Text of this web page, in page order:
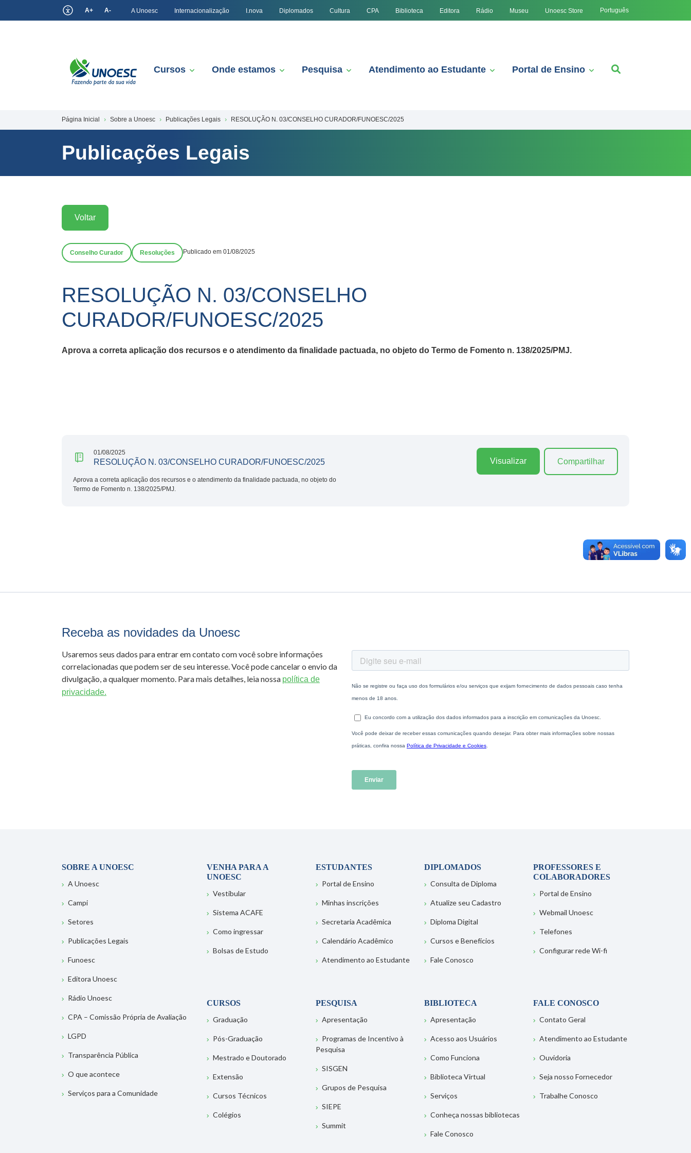
A+ A- A Unoesc Internacionalização I.nova Diplomados Cultura CPA Biblioteca Editora Rádio Museu Unoesc Store Português
Cursos Onde estamos Pesquisa Atendimento ao Estudante Portal de Ensino
Página Inicial Sobre a Unoesc Publicações Legais RESOLUÇÃO N. 03/CONSELHO CURADOR/FUNOESC/2025
Publicações Legais
Voltar
Conselho Curador Resoluções Publicado em 01/08/2025
RESOLUÇÃO N. 03/CONSELHO
CURADOR/FUNOESC/2025
Aprova a correta aplicação dos recursos e o atendimento da finalidade pactuada, no objeto do Termo de Fomento n. 138/2025/PMJ.
01/08/2025
RESOLUÇÃO N. 03/CONSELHO CURADOR/FUNOESC/2025
Aprova a correta aplicação dos recursos e o atendimento da finalidade pactuada, no objeto do
Termo de Fomento n. 138/2025/PMJ.
Visualizar Compartilhar
Receba as novidades da Unoesc
Usaremos seus dados para entrar em contato com você sobre informações
correlacionadas que podem ser de seu interesse. Você pode cancelar o envio da
divulgação, a qualquer momento. Para mais detalhes, leia nossa política de
privacidade.
SOBRE A UNOESC
A Unoesc
Campi
Setores
Publicações Legais
Funoesc
Editora Unoesc
Rádio Unoesc
CPA – Comissão Própria de Avaliação
LGPD
Transparência Pública
O que acontece
Serviços para a Comunidade
VENHA PARA A
UNOESC
Vestibular
Sistema ACAFE
Como ingressar
Bolsas de Estudo
ESTUDANTES
Portal de Ensino
Minhas inscrições
Secretaria Acadêmica
Calendário Acadêmico
Atendimento ao Estudante
DIPLOMADOS
Consulta de Diploma
Atualize seu Cadastro
Diploma Digital
Cursos e Benefícios
Fale Conosco
PROFESSORES E
COLABORADORES
Portal de Ensino
Webmail Unoesc
Telefones
Configurar rede Wi-fi
CURSOS
Graduação
Pós-Graduação
Mestrado e Doutorado
Extensão
Cursos Técnicos
Colégios
PESQUISA
Apresentação
Programas de Incentivo à
Pesquisa
SISGEN
Grupos de Pesquisa
SIEPE
Summit
BIBLIOTECA
Apresentação
Acesso aos Usuários
Como Funciona
Biblioteca Virtual
Serviços
Conheça nossas bibliotecas
Fale Conosco
FALE CONOSCO
Contato Geral
Atendimento ao Estudante
Ouvidoria
Seja nosso Fornecedor
Trabalhe Conosco